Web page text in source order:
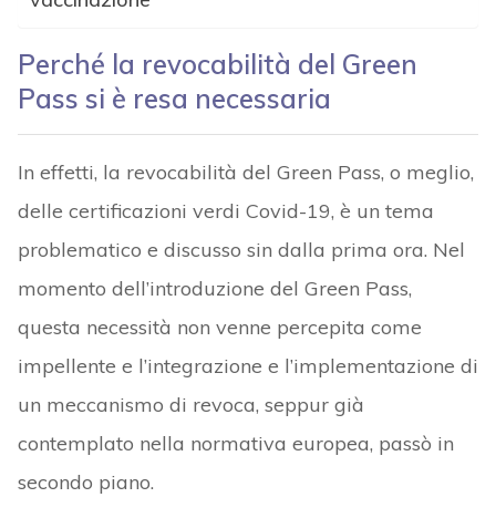
Perché la revocabilità del Green
Pass si è resa necessaria
In effetti, la revocabilità del Green Pass, o meglio,
delle certificazioni verdi Covid-19, è un tema
problematico e discusso sin dalla prima ora. Nel
momento dell’introduzione del Green Pass,
questa necessità non venne percepita come
impellente e l’integrazione e l’implementazione di
un meccanismo di revoca, seppur già
contemplato nella normativa europea, passò in
secondo piano.